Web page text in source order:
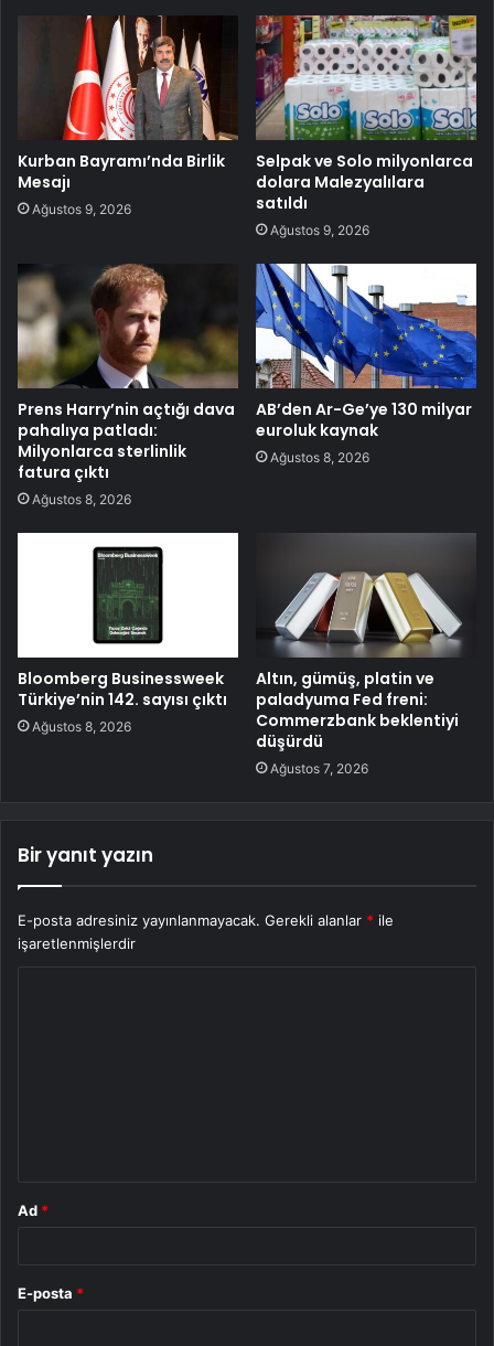
Kurban Bayramı’nda Birlik
Mesajı
Ağustos 9, 2026
Selpak ve Solo milyonlarca
dolara Malezyalılara
satıldı
Ağustos 9, 2026
Prens Harry’nin açtığı dava
pahalıya patladı:
Milyonlarca sterlinlik
fatura çıktı
Ağustos 8, 2026
AB’den Ar-Ge’ye 130 milyar
euroluk kaynak
Ağustos 8, 2026
Bloomberg Businessweek
Türkiye’nin 142. sayısı çıktı
Ağustos 8, 2026
Altın, gümüş, platin ve
paladyuma Fed freni:
Commerzbank beklentiyi
düşürdü
Ağustos 7, 2026
Bir yanıt yazın
E-posta adresiniz yayınlanmayacak. Gerekli alanlar * ile
işaretlenmişlerdir
Ad *
E-posta *